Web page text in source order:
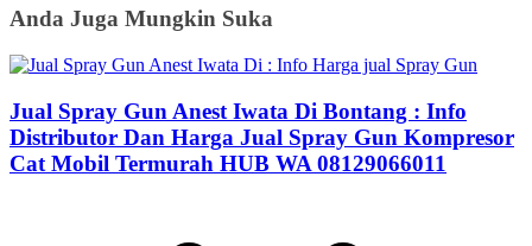
Anda Juga Mungkin Suka
Jual Spray Gun Anest Iwata Di Bontang : Info
Distributor Dan Harga Jual Spray Gun Kompresor
Cat Mobil Termurah HUB WA 08129066011